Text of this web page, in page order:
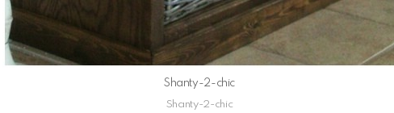
Shanty-2-chic
Shanty-2-chic